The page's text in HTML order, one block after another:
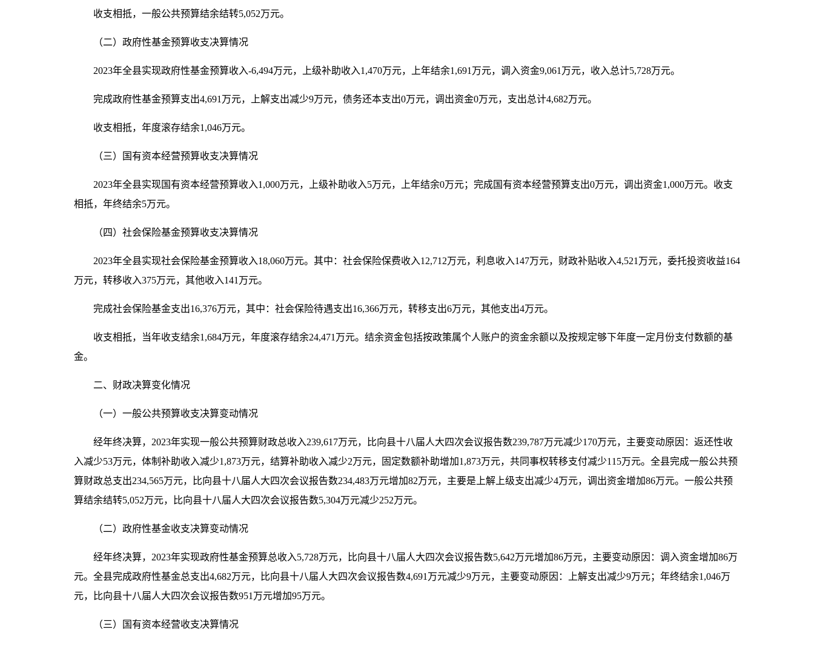
收支相抵，一般公共预算结余结转5,052万元。
（二）政府性基金预算收支决算情况
2023年全县实现政府性基金预算收入-6,494万元，上级补助收入1,470万元，上年结余1,691 万元，调入资金9,061 万元，收入总计5,728万元。
完成政府性基金预算支出4,691 万元，上解支出减少9万元，债务还本支出0万元，调出资金0万元，支出总计4,682万元。
收支相抵，年度滚存结余1,046万元。
（三）国有资本经营预算收支决算情况
2023年全县实现国有资本经营预算收入1,000万元，上级补助收入5万元，上年结余0万元；完成国有资本经营预算支出0万元，调出资金1,000万元。收支
相抵，年终结余5万元。
（四）社会保险基金预算收支决算情况
2023年全县实现社会保险基金预算收入18,060万元。其中：社会保险保费收入12,712万元，利息收入147万元，财政补贴收入4,521 万元，委托投资收益164
万元，转移收入375万元，其他收入141 万元。
完成社会保险基金支出16,376万元，其中：社会保险待遇支出16,366万元，转移支出6万元，其他支出4万元。
收支相抵，当年收支结余1,684万元，年度滚存结余24,471 万元。结余资金包括按政策属个人账户的资金余额以及按规定够下年度一定月份支付数额的基
金。
二、财政决算变化情况
（一）一般公共预算收支决算变动情况
经年终决算， 2023年实现一般公共预算财政总收入239,617万元，比向县十八届人大四次会议报告数239,787万元减少170万元，主要变动原因：返还性收
入减少53万元，体制补助收入减少1 ,873万元，结算补助收入减少2万元，固定数额补助增加1 ,873万元，共同事权转移支付减少115万元。全县完成一般公共预
算财政总支出234,565万元，比向县十八届人大四次会议报告数234,483万元增加82万元，主要是上解上级支出减少4万元，调出资金增加86万元。 一般公共预
算结余结转5,052万元， 比向县十八届人大四次会议报告数5,304万元减少252万元。
（二）政府性基金收支决算变动情况
经年终决算， 2023年实现政府性基金预算总收入5,728万元，比向县十八届人大四次会议报告数5,642万元增加86万元，主要变动原因：调入资金增加86万
元。全县完成政府性基金总支出4,682万元，比向县十八届人大四次会议报告数4,691 万元减少9万元，主要变动原因：上解支出减少9万元；年终结余1 ,046万
元，比向县十八届人大四次会议报告数951 万元增加95万元。
（三）国有资本经营收支决算情况